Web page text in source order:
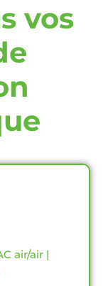
vos
air/air |